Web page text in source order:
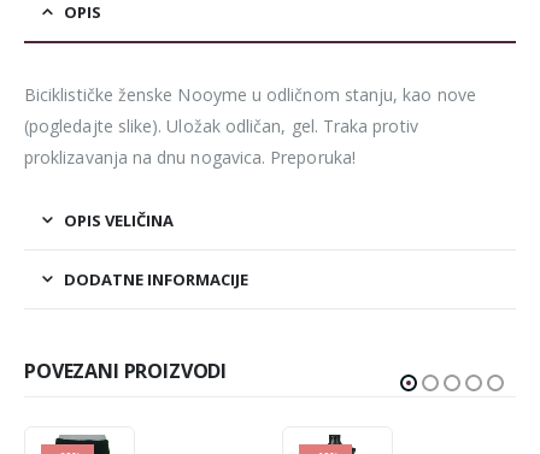
OPIS
Biciklističke ženske Nooyme u odličnom stanju, kao nove
(pogledajte slike). Uložak odličan, gel. Traka protiv
proklizavanja na dnu nogavica. Preporuka!
OPIS VELIČINA
DODATNE INFORMACIJE
POVEZANI PROIZVODI